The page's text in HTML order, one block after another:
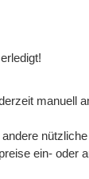
manuell
ein- oder